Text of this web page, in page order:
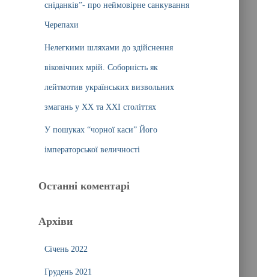
сніданків”- про неймовірне санкування
Черепахи
Нелегкими шляхами до здійснення
віковічних мрій. Соборність як
лейтмотив українських визвольних
змагань у ХХ та ХХІ століттях
У пошуках “чорної каси” Його
імператорської величності
Останні коментарі
Архіви
Січень 2022
Грудень 2021